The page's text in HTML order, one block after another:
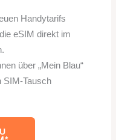
Handytarifs
eSIM direkt im
über „Mein Blau“
SIM-Tausch